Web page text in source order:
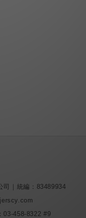
司｜統編：83489934
03-458-8322 #9